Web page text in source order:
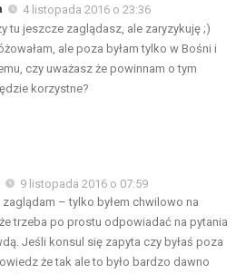
4 listopada 2016 o 23:36
tu jeszcze zaglądasz, ale zaryzykuję ;)
ale poza byłam tylko w Bośni i
czy uważasz że powinnam o tym
korzystne?
9 listopada 2016 o 07:59
zaglądam – tylko byłem chwilowo na
trzeba po prostu odpowiadać na pytania
Jeśli konsul się zapyta czy byłaś poza
że tak ale to było bardzo dawno